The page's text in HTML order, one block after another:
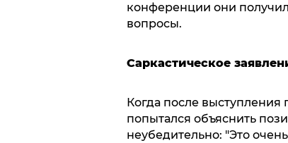
конференции они
вопросы.
Саркастическое
Когда после
попытался объяснить
неубедительно: "Это